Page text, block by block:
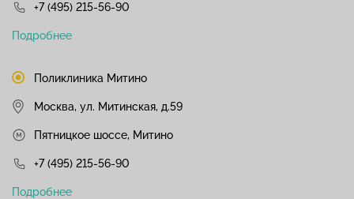
+7 (495) 215-56-90
Подробнее
Поликлиника Митино
Москва, ул. Митинская, д.59
Пятницкое шоссе, Митино
+7 (495) 215-56-90
Подробнее